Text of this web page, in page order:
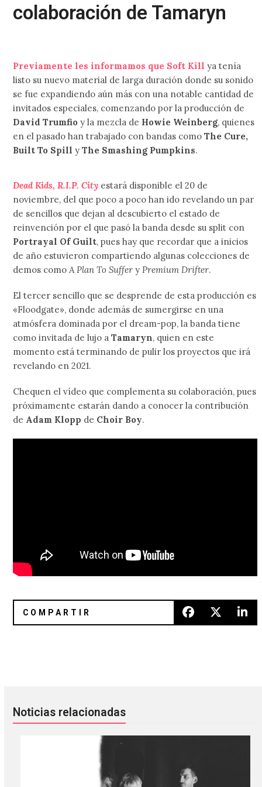
colaboración de Tamaryn
Previamente les informamos que Soft Killya tenía
listo su nuevo material de larga duración donde su sonido
se fue expandiendo aún más con una notable cantidad de
invitados especiales, comenzando por la producción de
David Trumfioy la mezcla de Howie Weinberg, quienes
en el pasado han trabajado con bandas como The Cure,
Built To Spill yThe Smashing Pumpkins.
Dead Kids, R.I.P. City estará disponible el 20 de
noviembre, del que poco a poco han ido revelando un par
de sencillos que dejan al descubierto el estado de
reinvención por el que pasó la banda desde su split con
Portrayal Of Guilt, pues hay que recordar que a inicios
de año estuvieron compartiendo algunas colecciones de
demos comoA Plan To Suffer yPremium Drifter.
El tercer sencillo que se desprende de esta producción es
«Floodgate», donde además de sumergirse en una
atmósfera dominada por el dream-pop, la banda tiene
como invitada de lujo aTamaryn, quien en este
momento está terminando de pulir los proyectos que irá
revelando en 2021.
Chequen el vídeo que complementa su colaboración, pues
próximamente estarán dando a conocer la contribución
de Adam Klopp de Choir Boy.
Noticias relacionadas